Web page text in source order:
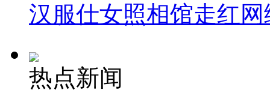
汉服仕女照相馆走红网
热点新闻